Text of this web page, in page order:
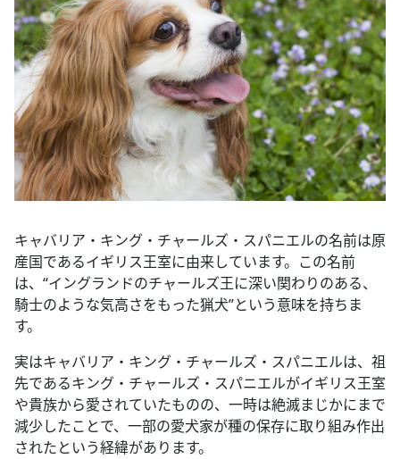
キャバリア・キング・チャールズ・スパニエルの名前は原
産国であるイギリス王室に由来しています。この名前
は、“イングランドのチャールズ王に深い関わりのある、
騎士のような気高さをもった猟犬”という意味を持ちま
す。
実はキャバリア・キング・チャールズ・スパニエルは、祖
先であるキング・チャールズ・スパニエルがイギリス王室
や貴族から愛されていたものの、一時は絶滅まじかにまで
減少したことで、一部の愛犬家が種の保存に取り組み作出
されたという経緯があります。